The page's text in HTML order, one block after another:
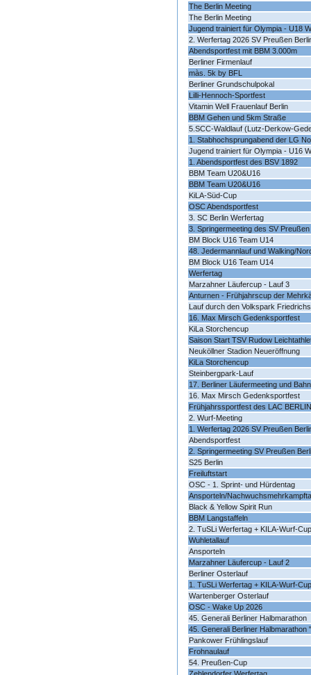
The Berlin Meeting
The Berlin Meeting
Jugend trainiert für Olympia - U18
2. Werfertag 2026 SV Preußen
Abendsportfest mit BBM 3.000m
Berliner Firmenlauf
màs. 5k by BFL
Berliner Grundschulpokal
Lilli-Hennoch-Sportfest
Vitamin Well Frauenlauf Berlin
BBM Gehen und 5km Straße
5.SCC-Waldlauf (Lutz-Derkow-
1. Stabhochsprungabend der LG
Jugend trainiert für Olympia - U16
1. Abendsportfest des BSV 1892
BBM Team U20&U16
BBM Team U20&U16
KiLA-Süd-Cup
OSC Abendsportfest
3. SC Berlin Werfertag
3. Springermeeting des SV Preußen
BM Block U16 Team U14
48. Jedermannlauf und Walking/
BM Block U16 Team U14
Werfertag
Marzahner Läufercup - Lauf 3
Anturnen - Frühjahrscup der
Lauf durch den Volkspark
16. Max Mirsch Gedenksportfest
KiLa Storchencup
Saison Start TSV Rudow
Neuköllner Stadion Neueröffnung
KiLa Storchencup
Steinbergpark-Lauf
17. Berliner Läufermeeting und
16. Max Mirsch Gedenksportfest
Frühjahrssportfest des LAC BERLIN
2. Wurf-Meeting
1. Werfertag 2026 SV Preußen
Abendsportfest
2. Springermeeting SV Preußen
S25 Berlin
Freiluftstart
OSC - 1. Sprint- und Hürdentag
Ansporteln/
Black & Yellow Spirit Run
BBM Langstaffeln
2. TuSLi Werfertag + KILA-Wurf-Cup
Wuhletallauf
Ansporteln
Marzahner Läufercup - Lauf 2
Berliner Osterlauf
1. TuSLi Werfertag + KILA-Wurf-Cup
Wartenberger Osterlauf
OSC - Wake Up 2026
45. Generali Berliner Halbmarathon
45. Generali Berliner Halbmarathon
Pankower Frühlingslauf
Frohnaulauf
54. Preußen-Cup